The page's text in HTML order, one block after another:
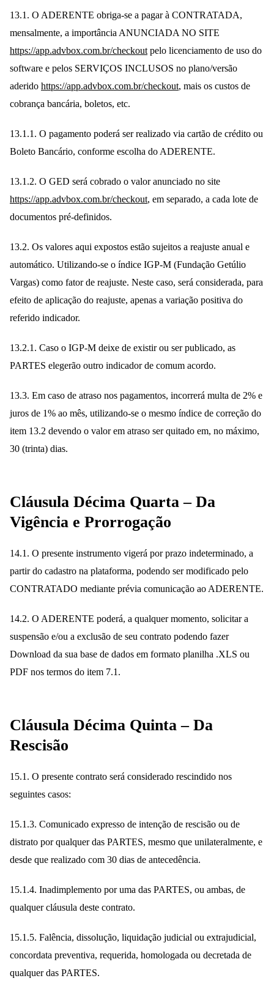
13.1. O ADERENTE obriga-se a pagar à CONTRATADA,
mensalmente, a importância ANUNCIADA NO SITE
https://app.advbox.com.br/checkout pelo licenciamento de uso do
software e pelos SERVIÇOS INCLUSOS no plano/versão
aderido https://app.advbox.com.br/checkout, mais os custos de
cobrança bancária, boletos, etc.
13.1.1. O pagamento poderá ser realizado via cartão de crédito ou
Boleto Bancário, conforme escolha do ADERENTE.
13.1.2. O GED será cobrado o valor anunciado no site
https://app.advbox.com.br/checkout, em separado, a cada lote de
documentos pré-definidos.
13.2. Os valores aqui expostos estão sujeitos a reajuste anual e
automático. Utilizando-se o índice IGP-M (Fundação Getúlio
Vargas) como fator de reajuste. Neste caso, será considerada, para
efeito de aplicação do reajuste, apenas a variação positiva do
referido indicador.
13.2.1. Caso o IGP-M deixe de existir ou ser publicado, as
PARTES elegerão outro indicador de comum acordo.
13.3. Em caso de atraso nos pagamentos, incorrerá multa de 2% e
juros de 1% ao mês, utilizando-se o mesmo índice de correção do
item 13.2 devendo o valor em atraso ser quitado em, no máximo,
30 (trinta) dias.
Cláusula Décima Quarta – Da
Vigência e Prorrogação
14.1. O presente instrumento vigerá por prazo indeterminado, a
partir do cadastro na plataforma, podendo ser modificado pelo
CONTRATADO mediante prévia comunicação ao ADERENTE.
14.2. O ADERENTE poderá, a qualquer momento, solicitar a
suspensão e/ou a exclusão de seu contrato podendo fazer
Download da sua base de dados em formato planilha .XLS ou
PDF nos termos do item 7.1.
Cláusula Décima Quinta – Da
Rescisão
15.1. O presente contrato será considerado rescindido nos
seguintes casos:
15.1.3. Comunicado expresso de intenção de rescisão ou de
distrato por qualquer das PARTES, mesmo que unilateralmente, e
desde que realizado com 30 dias de antecedência.
15.1.4. Inadimplemento por uma das PARTES, ou ambas, de
qualquer cláusula deste contrato.
15.1.5. Falência, dissolução, liquidação judicial ou extrajudicial,
concordata preventiva, requerida, homologada ou decretada de
qualquer das PARTES.